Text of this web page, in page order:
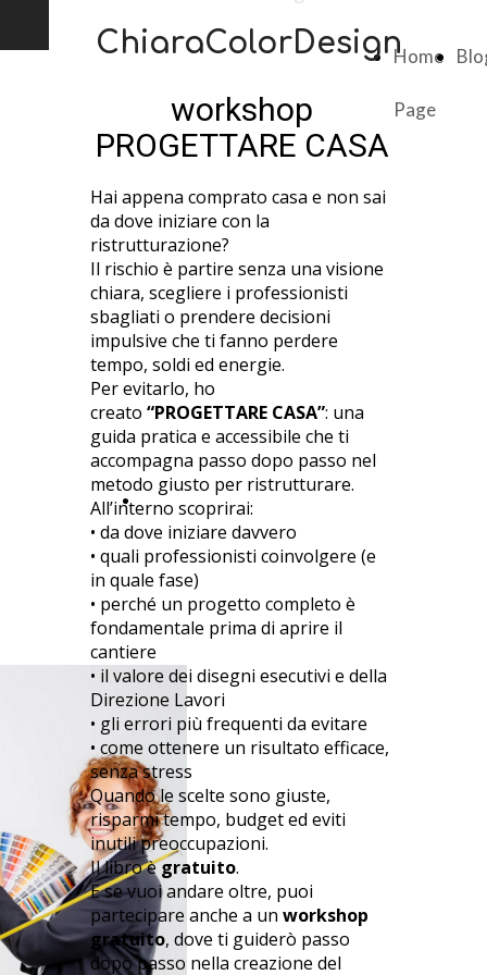
ChiaraColorDesignHome
Page
workshop
PROGETTARE CASA
Hai appena comprato casa e non sai
da dove iniziare con la
ristrutturazione?
Il rischio è partire senza una visione
chiara, scegliere i professionisti
sbagliati o prendere decisioni
impulsive che ti fanno perdere
tempo, soldi ed energie.
Per evitarlo, ho
creato “PROGETTARE CASA”: una
guida pratica e accessibile che ti
accompagna passo dopo passo nel
metodo giusto per ristrutturare.
All’interno scoprirai:
• da dove iniziare davvero
• quali professionisti coinvolgere (e
in quale fase)
• perché un progetto completo è
fondamentale prima di aprire il
cantiere
• il valore dei disegni esecutivi e della
Direzione Lavori
• gli errori più frequenti da evitare
• come ottenere un risultato efficace,
senza stress
Quando le scelte sono giuste,
risparmi tempo, budget ed eviti
inutili preoccupazioni.
Il libro ègratuito.
E se vuoi andare oltre, puoi
partecipare anche a un workshop
gratuito, dove ti guiderò passo
dopo passo nella creazione del
registrati QUI